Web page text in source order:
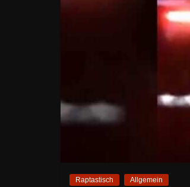
Raptastisch Allgemein